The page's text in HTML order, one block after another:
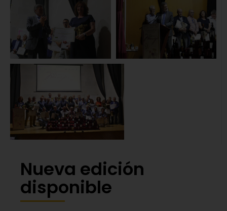
Nueva edición
disponible